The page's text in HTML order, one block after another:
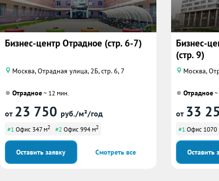
Бизнес-центр Отрадное (стр. 6-7)
Москва, Отрадная улица, 2Б, стр. 6, 7
Отрадное~ 12 мин.
от 23 750 руб./м²/год
#1 Офис 347 м2 #2 Офис 994 м2
Оставить заявку Смотреть все
Бизнес-
(стр. 9)
Москва,
Отрадное
от 33
#1 Офис 1070
Оставить